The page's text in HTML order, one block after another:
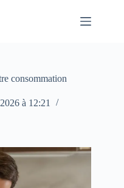
consommation
à 12:21